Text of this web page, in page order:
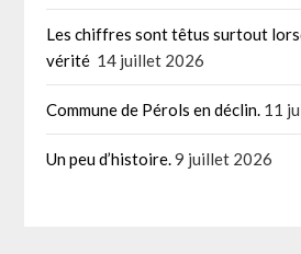
Les chiffres sont têtus surtout
vérité 14 juillet 2026
Commune de Pérols en déclin. 11
Un peu d’histoire.9 juillet 2026